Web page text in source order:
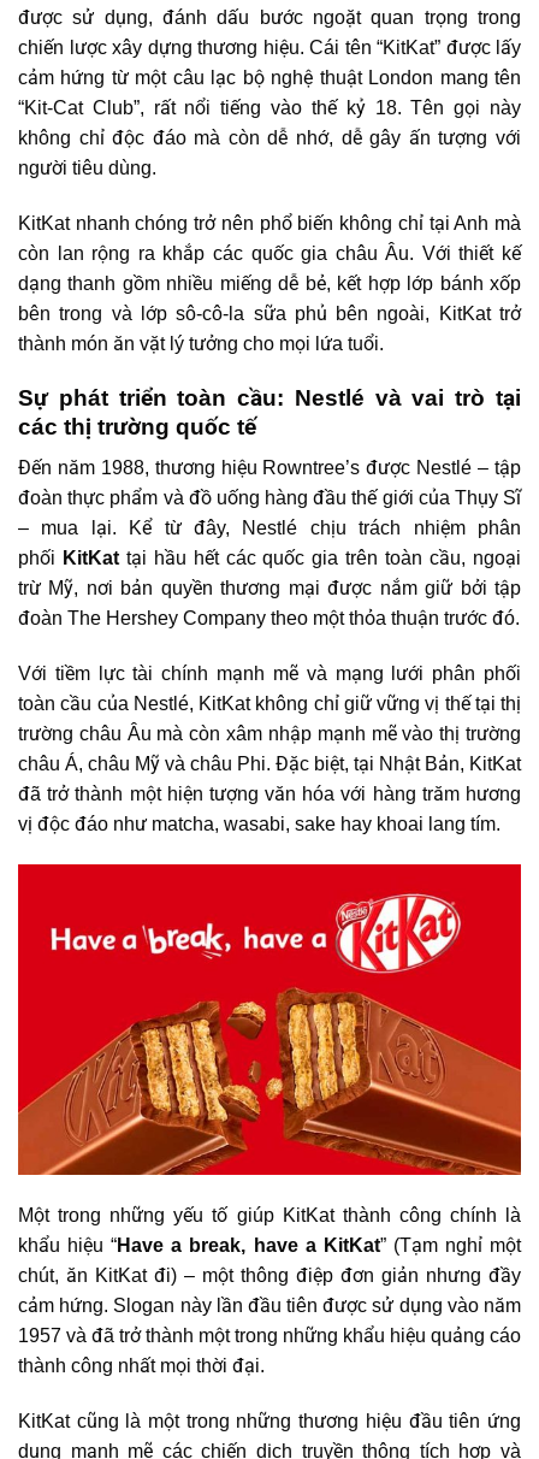
được sử dụng, đánh dấu bước ngoặt quan trọng trong
chiến lược xây dựng thương hiệu. Cái tên “KitKat” được lấy
cảm hứng từ một câu lạc bộ nghệ thuật London mang tên
“Kit-Cat Club”, rất nổi tiếng vào thế kỷ 18. Tên gọi này
không chỉ độc đáo mà còn dễ nhớ, dễ gây ấn tượng với
người tiêu dùng.
KitKat nhanh chóng trở nên phổ biến không chỉ tại Anh mà
còn lan rộng ra khắp các quốc gia châu Âu. Với thiết kế
dạng thanh gồm nhiều miếng dễ bẻ, kết hợp lớp bánh xốp
bên trong và lớp sô-cô-la sữa phủ bên ngoài, KitKat trở
thành món ăn vặt lý tưởng cho mọi lứa tuổi.
Sự phát triển toàn cầu: Nestlé và vai trò tại
các thị trường quốc tế
Đến năm 1988, thương hiệu Rowntree’s được Nestlé – tập
đoàn thực phẩm và đồ uống hàng đầu thế giới của Thụy Sĩ
– mua lại. Kể từ đây, Nestlé chịu trách nhiệm phân
phối KitKat tại hầu hết các quốc gia trên toàn cầu, ngoại
trừ Mỹ, nơi bản quyền thương mại được nắm giữ bởi tập
đoàn The Hershey Company theo một thỏa thuận trước đó.
Với tiềm lực tài chính mạnh mẽ và mạng lưới phân phối
toàn cầu của Nestlé, KitKat không chỉ giữ vững vị thế tại thị
trường châu Âu mà còn xâm nhập mạnh mẽ vào thị trường
châu Á, châu Mỹ và châu Phi. Đặc biệt, tại Nhật Bản, KitKat
đã trở thành một hiện tượng văn hóa với hàng trăm hương
vị độc đáo như matcha, wasabi, sake hay khoai lang tím.
Một trong những yếu tố giúp KitKat thành công chính là
khẩu hiệu “Have a break, have a KitKat” (Tạm nghỉ một
chút, ăn KitKat đi) – một thông điệp đơn giản nhưng đầy
cảm hứng. Slogan này lần đầu tiên được sử dụng vào năm
1957 và đã trở thành một trong những khẩu hiệu quảng cáo
thành công nhất mọi thời đại.
KitKat cũng là một trong những thương hiệu đầu tiên ứng
dụng mạnh mẽ các chiến dịch truyền thông tích hợp và